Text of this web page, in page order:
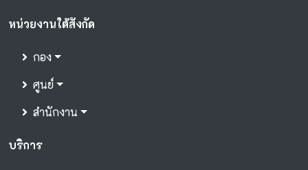
หน่วยงานใต้สังกัด
กอง
ศูนย์
สำนักงาน
บริการ